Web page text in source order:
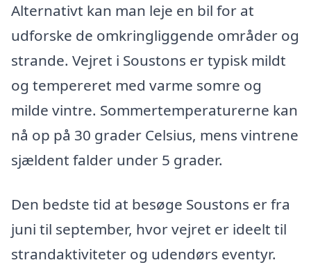
Alternativt kan man leje en bil for at
udforske de omkringliggende områder og
strande. Vejret i Soustons er typisk mildt
og tempereret med varme somre og
milde vintre. Sommertemperaturerne kan
nå op på 30 grader Celsius, mens vintrene
sjældent falder under 5 grader.
Den bedste tid at besøge Soustons er fra
juni til september, hvor vejret er ideelt til
strandaktiviteter og udendørs eventyr.